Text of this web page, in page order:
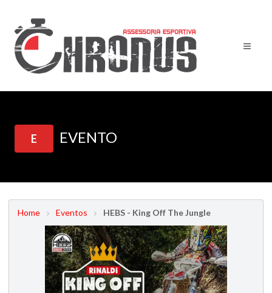
E EVENTO
Home Eventos HEBS - King Off The Jungle